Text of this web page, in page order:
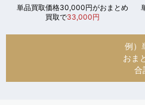
単品買取価格30,000円がおまとめ
買取で33,000円
例）
おま
合